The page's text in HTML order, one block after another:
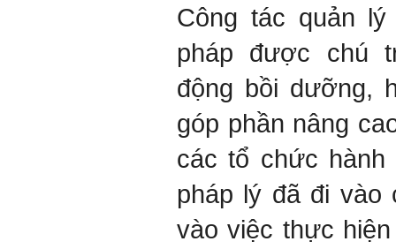
Công tác quản
pháp được chú
động bồi dưỡng,
góp phần nâng
các tổ chức
pháp lý đã đi vào
vào việc thực